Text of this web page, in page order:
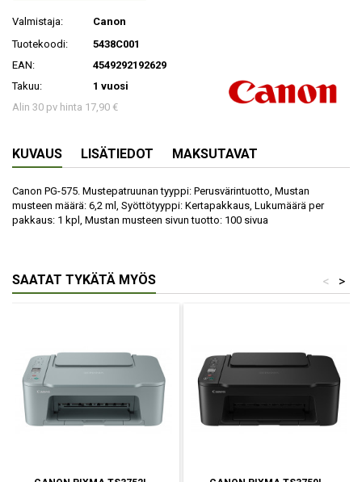
Valmistaja:
Canon
Tuotekoodi:
5438C001
EAN:
4549292192629
Takuu:
1 vuosi
Alin 30 pv hinta 17,90 €
KUVAUS LISÄTIEDOT MAKSUTAVAT
Canon PG-575. Mustepatruunan tyyppi: Perusvärintuotto, Mustan
musteen määrä: 6,2 ml, Syöttötyyppi: Kertapakkaus, Lukumäärä per
pakkaus: 1 kpl, Mustan musteen sivun tuotto: 100 sivua
SAATAT TYKÄTÄ MYÖS >
<